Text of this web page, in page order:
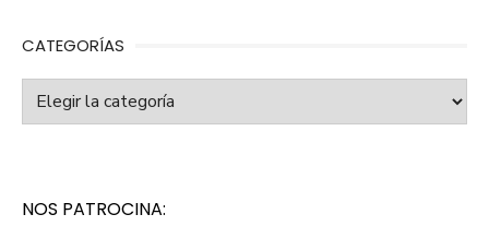
CATEGORÍAS
Categorías
NOS PATROCINA: